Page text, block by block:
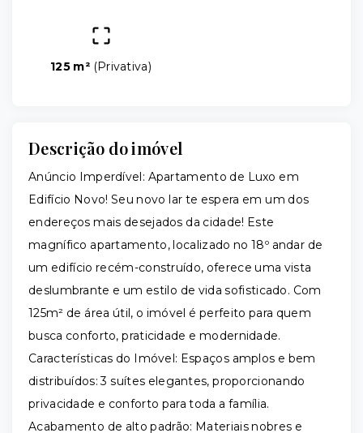
125 m² (Privativa)
Descrição do imóvel
Anúncio Imperdível: Apartamento de Luxo em
Edifício Novo! Seu novo lar te espera em um dos
endereços mais desejados da cidade! Este
magnífico apartamento, localizado no 18º andar de
um edifício recém-construído, oferece uma vista
deslumbrante e um estilo de vida sofisticado. Com
125m² de área útil, o imóvel é perfeito para quem
busca conforto, praticidade e modernidade.
Características do Imóvel: Espaços amplos e bem
distribuídos: 3 suítes elegantes, proporcionando
privacidade e conforto para toda a família.
Acabamento de alto padrão: Materiais nobres e